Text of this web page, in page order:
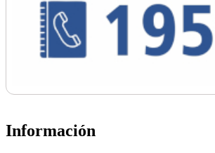
Información